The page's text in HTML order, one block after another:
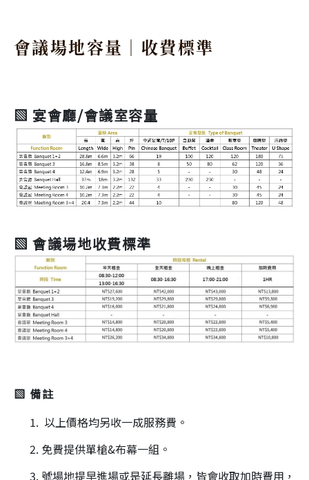
會議場地容量｜收費標準
▧ 宴會廳/會議室容量
▧ 會議場地收費標準
▧ 備註
以上價格均另收一成服務費。
免費提供單槍&布幕一組。
號場地提早進場或是延長離場，皆會收取加時費用，